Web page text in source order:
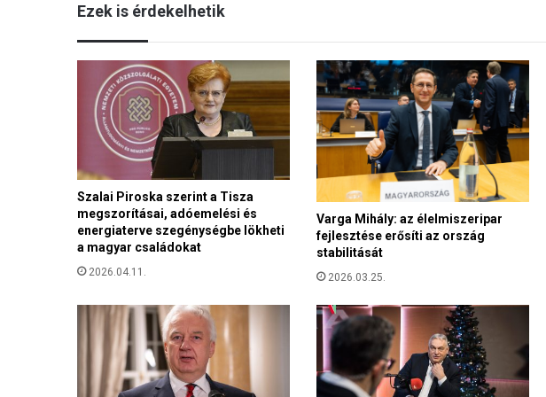
a
l
á
d
a
p
v
m
l
á
s
l
e
h
Ezek is érdekelhetik
Szalai Piroska szerint a Tisza
megszorításai, adóemelési és
energiaterve szegénységbe lökheti
a magyar családokat
2026.04.11.
Varga Mihály: az élelmiszeripar
fejlesztése erősíti az ország
stabilitását
2026.03.25.